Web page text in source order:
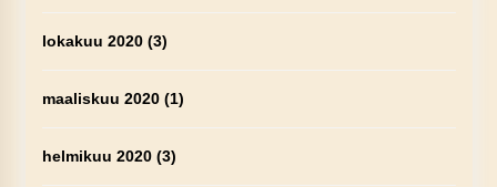
lokakuu 2020(3)
maaliskuu 2020(1)
helmikuu 2020(3)